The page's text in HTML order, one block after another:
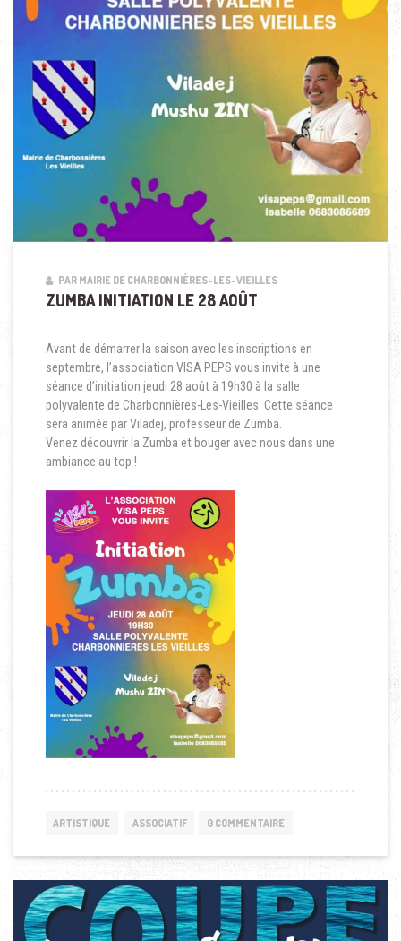
PAR MAIRIE DE CHARBONNIÈRES-LES-VIEILLES
ZUMBA INITIATION LE 28 AOÛT
Avant de démarrer la saison avec les inscriptions en
septembre, l’association VISA PEPS vous invite à une
séance d’initiation jeudi 28 août à 19h30 à la salle
polyvalente de Charbonnières-Les-Vieilles. Cette séance
sera animée par Viladej, professeur de Zumba.
Venez découvrir la Zumba et bouger avec nous dans une
ambiance au top !
ARTISTIQUE ASSOCIATIF 0 COMMENTAIRE